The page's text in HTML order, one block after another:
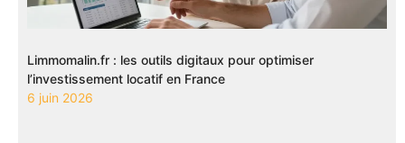
Limmomalin.fr : les outils digitaux pour optimiser
l’investissement locatif en France
6 juin 2026